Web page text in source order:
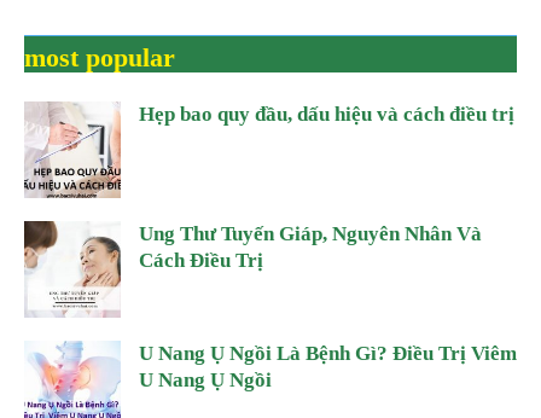
most popular
Hẹp bao quy đầu, dấu hiệu và cách điều trị
Ung Thư Tuyến Giáp, Nguyên Nhân Và
Cách Điều Trị
U Nang Ụ Ngồi Là Bệnh Gì? Điều Trị Viêm
U Nang Ụ Ngồi